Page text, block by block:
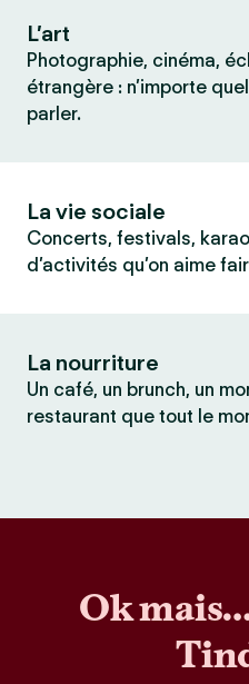
L’art
Photographie, cinéma,
étrangère : n’importe
parler.
La vie sociale
Concerts, festivals,
d’activités qu’on aime
La nourriture
Un café, un brunch, un
restaurant que tout le
Ok